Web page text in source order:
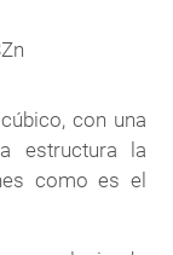
con una
estructura la
como es el